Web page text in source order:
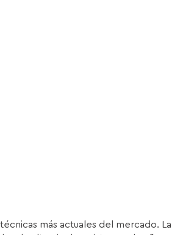
más actuales del mercado. La